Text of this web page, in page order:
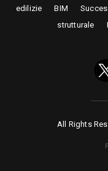
edilizie
BIM
strutturale
All Rights